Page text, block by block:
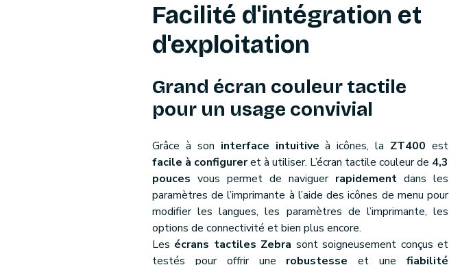
Facilité d'intégration et
d'exploitation
Grand écran couleur tactile
pour un usage convivial
Grâce à son interface intuitive à icônes, la ZT400 est
facile à configureret à utiliser. L’écran tactile couleur de 4,3
pouces vous permet de naviguer rapidement dans les
paramètres de l’imprimante à l’aide des icônes de menu pour
modifier les langues, les paramètres de l’imprimante, les
options de connectivité et bien plus encore.
Les écrans tactiles Zebra sont soigneusement conçus et
testés pour offrir une robustesse et unefiabilité